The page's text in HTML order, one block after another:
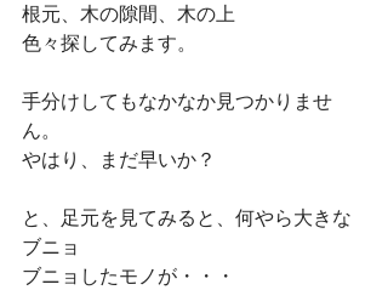
根元、木の隙間、木の上
色々探してみます。
手分けしてもなかなか見つかりませ
ん。
やはり、まだ早いか？
と、足元を見てみると、何やら大きな
ブニョ
ブニョしたモノが・・・